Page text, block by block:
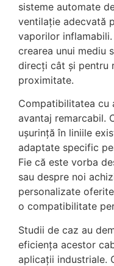
sisteme automate
ventilație adecvată
vaporilor
crearea unui mediu
direcți cât și pentru
proximitate.
Compatibilitatea cu
avantaj remarcabil.
ușurință în liniile
adaptate specific
Fie că este vorba
sau despre noi
personalizate
o compatibilitate
Studii de caz au
eficiența acestor
aplicații industriale.